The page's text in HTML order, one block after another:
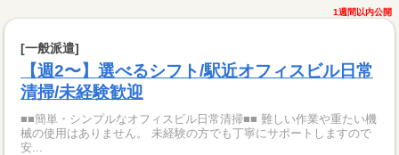
1週間以内公開
[一般派遣]
【週2〜】選べるシフト/駅近オフィスビル日常
清掃/未経験歓迎
■■簡単・シンプルなオフィスビル日常清掃■■ 難しい作業や重たい機
械の使用はありません。 未経験の方でも丁寧にサポートしますので
安...